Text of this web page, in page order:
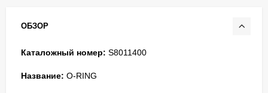
ОБЗОР
Каталожный номер: S8011400
Название: O-RING